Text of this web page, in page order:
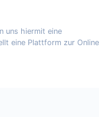
uns hiermit eine
eine Plattform zur